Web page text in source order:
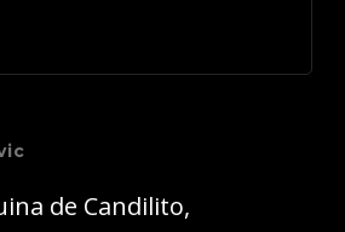
de Candilito,